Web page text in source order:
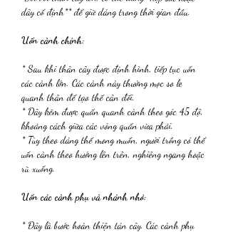
dây cố định** để giữ dáng trong thời gian đầu.
Uốn cành chính:
* Sau khi thân cây được định hình, tiếp tục uốn
các cành lớn. Các cành này thường mọc so le
quanh thân để tạo thế cân đối.
* Dây kẽm được quấn quanh cành theo góc 45 độ,
khoảng cách giữa các vòng quấn vừa phải.
* Tùy theo dáng thế mong muốn, người trồng có thể
uốn cành theo hướng lên trên, nghiêng ngang hoặc
rũ xuống.
Uốn các cành phụ và nhánh nhỏ:
* Đây là bước hoàn thiện tán cây. Các cành phụ